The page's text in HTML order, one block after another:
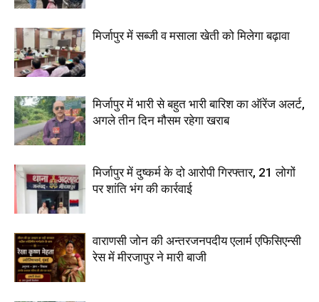
मिर्जापुर में सब्जी व मसाला खेती को मिलेगा बढ़ावा
मिर्जापुर में भारी से बहुत भारी बारिश का ऑरेंज अलर्ट,
अगले तीन दिन मौसम रहेगा खराब
मिर्जापुर में दुष्कर्म के दो आरोपी गिरफ्तार, 21 लोगों
पर शांति भंग की कार्रवाई
वाराणसी जोन की अन्तरजनपदीय एलार्म एफिसिएन्सी
रेस में मीरजापुर ने मारी बाजी